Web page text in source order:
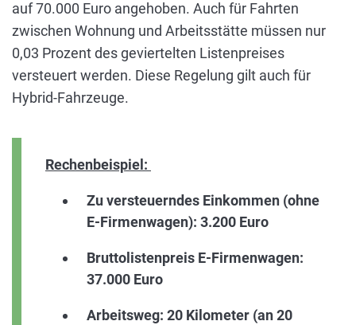
auf 70.000 Euro angehoben. Auch für Fahrten
zwischen Wohnung und Arbeitsstätte müssen nur
0,03 Prozent des geviertelten Listenpreises
versteuert werden. Diese Regelung gilt auch für
Hybrid-Fahrzeuge.
Rechenbeispiel:
Zu versteuerndes Einkommen (ohne
E-Firmenwagen): 3.200 Euro
Bruttolistenpreis E-Firmenwagen:
37.000 Euro
Arbeitsweg: 20 Kilometer (an 20